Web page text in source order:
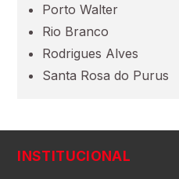
Porto Walter
Rio Branco
Rodrigues Alves
Santa Rosa do Purus
INSTITUCIONAL